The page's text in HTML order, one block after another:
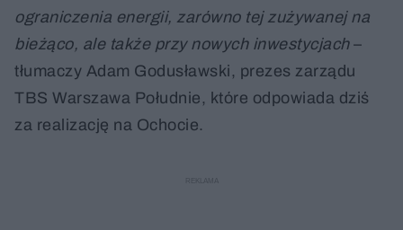
ograniczenia energii, zarówno tej zużywanej na
bieżąco, ale także przy nowych inwestycjach–
tłumaczy Adam Godusławski, prezes zarządu
TBS Warszawa Południe, które odpowiada dziś
za realizację na Ochocie.